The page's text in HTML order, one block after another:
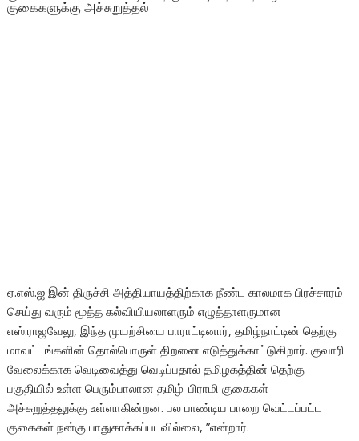
குகைகளுக்கு அச்சுறுத்தல்
ஏ.எஸ்.ஐ இன் திருச்சி அத்தியாயத்திற்காக நீண்ட காலமாக பிரச்சாரம்
செய்து வரும் மூத்த கல்வியியலாளரும் எழுத்தாளருமான
எஸ்.ராஜவேலு, இந்த முயற்சியை பாராட்டினார், தமிழ்நாட்டின் தெற்கு
மாவட்டங்களின் தொல்பொருள் திறனை எடுத்துக்காட்டுகிறார். குவாரி
வேலைக்காக வெடிவைத்து வெடிப்பதால் தமிழகத்தின் தெற்கு
பகுதியில் உள்ள பெரும்பாலான தமிழ்-பிராமி குகைகள்
அச்சுறுத்தலுக்கு உள்ளாகின்றன. பல பாண்டிய பாறை வெட்டப்பட்ட
குகைகள் நன்கு பாதுகாக்கப்படவில்லை, ”என்றார்.